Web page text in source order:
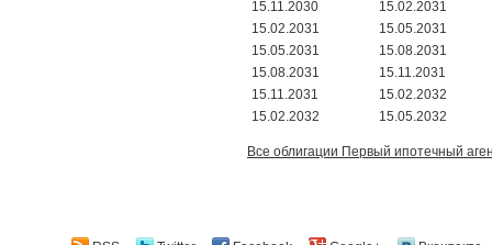
15.11.2030
15.02.2031
15.02.2031
15.05.2031
15.05.2031
15.08.2031
15.08.2031
15.11.2031
15.11.2031
15.02.2032
15.02.2032
15.05.2032
Все облигации Первый ипотечный